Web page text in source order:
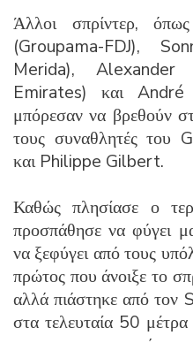
Άλλοι σπρίντερ,
(Groupama-FDJ),
Merida),
Emirates) και
μπόρεσαν να βρεθούν
τους συναθλητές του
και Philippe Gilbert.
Καθώς πλησίασε ο
προσπάθησε να φύγει
να ξεφύγει από τους
πρώτος που άνοιξε το
αλλά πιάστηκε από τον
στα τελευταία 50